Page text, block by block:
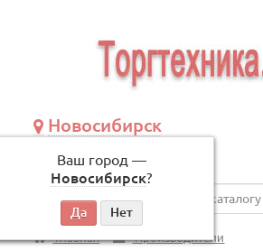
Новосибирск
Ваш город —
Новосибирск?
по будням, с 09:00 до 18:00
Везде
Главная
Производители